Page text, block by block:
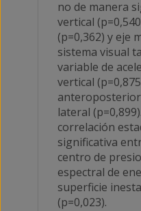
no de manera
vertical
(p=0,362) y eje
sistema visual
variable de
vertical
anteroposterior
lateral
correlación
significativa
centro de
espectral de
superficie
(p=0,023).